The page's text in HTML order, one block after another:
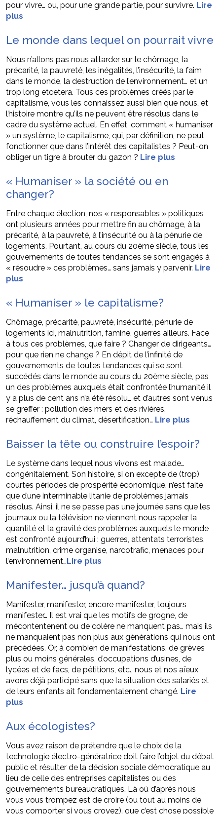
pour vivre… ou, pour une grande partie, pour survivre. Lire
plus
Le monde dans lequel on pourrait vivre
Nous n’allons pas nous attarder sur le chômage, la
précarité, la pauvreté, les inégalités, l’insécurité, la faim
dans le monde, la destruction de l’environnement… et un
trop long etcetera. Tous ces problèmes créés par le
capitalisme, vous les connaissez aussi bien que nous, et
l’histoire montre qu’ils ne peuvent être résolus dans le
cadre du système actuel. En effet, comment « humaniser
» un système, le capitalisme, qui, par définition, ne peut
fonctionner que dans l’intérêt des capitalistes ? Peut-on
obliger un tigre à brouter du gazon ? Lire plus
« Humaniser » la société ou en
changer?
Entre chaque élection, nos « responsables » politiques
ont plusieurs années pour mettre fin au chômage, à la
précarité, à la pauvreté, à l’insécurité ou à la pénurie de
logements. Pourtant, au cours du 20ème siècle, tous les
gouvernements de toutes tendances se sont engagés à
« résoudre » ces problèmes… sans jamais y parvenir. Lire
plus
« Humaniser » le capitalisme?
Chômage, précarité, pauvreté, insécurité, pénurie de
logements ici, malnutrition, famine, guerres ailleurs. Face
à tous ces problèmes, que faire ? Changer de dirigeants…
pour que rien ne change ? En dépit de l’infinité de
gouvernements de toutes tendances qui se sont
succédés dans le monde au cours du 20ème siècle, pas
un des problèmes auxquels était confrontée l’humanité il
y a plus de cent ans n’a été résolu… et d’autres sont venus
se greffer : pollution des mers et des rivières,
réchauffement du climat, désertification… Lire plus
Baisser la tête ou construire l’espoir?
Le système dans lequel nous vivons est malade…
congénitalement. Son histoire, si on excepte de (trop)
courtes périodes de prospérité économique, n’est faite
que d’une interminable litanie de problèmes jamais
résolus. Ainsi, il ne se passe pas une journée sans que les
journaux ou la télévision ne viennent nous rappeler la
quantité et la gravité des problèmes auxquels le monde
est confronté aujourd’hui : guerres, attentats terroristes,
malnutrition, crime organise, narcotrafic, menaces pour
l’environnement…Lire plus
Manifester… jusqu’à quand?
Manifester, manifester, encore manifester, toujours
manifester… Il est vrai que les motifs de grogne, de
mécontentenent ou de colère ne manquent pas… mais ils
ne manquaient pas non plus aux générations qui nous ont
précédées. Or, à combien de manifestations, de grèves
plus ou moins générales, d’occupations d’usines, de
lycées et de facs, de pétitions, etc., nous et nos aïeux
avons déjà participé sans que la situation des salariés et
de leurs enfants ait fondamentalement changé. Lire
plus
Aux écologistes?
Vous avez raison de prétendre que le choix de la
technologie électro-génératrice doit faire l’objet du débat
public et résulter de la décision sociale démocratique au
lieu de celle des entreprises capitalistes ou des
gouvernements bureaucratiques. Là où d’après nous
vous vous trompez est de croire (ou tout au moins de
vous comporter si vous croyez). que c’est chose possible